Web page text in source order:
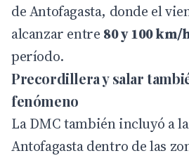
de Antofagasta, donde el
alcanzar entre 80 y 100 km/
período.
Precordillera y salar
fenómeno
La DMC también incluyó a
Antofagasta dentro de las